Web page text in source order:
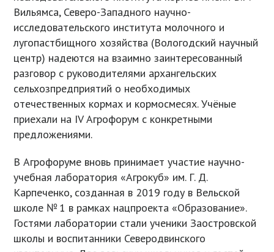
Вильямса, Северо-Западного научно-
исследовательского института молочного и
лугопастбищного хозяйства (Вологодский научный
центр) надеются на взаимно заинтересованный
разговор с руководителями архангельских
сельхозпредприятий о необходимых
отечественных кормах и кормосмесях. Учёные
приехали на IV Агрофорум с конкретными
предложениями.
В Агрофоруме вновь принимает участие научно-
учебная лаборатория «Агрокуб» им. Г. Д.
Карпеченко, созданная в 2019 году в Вельской
школе № 1 в рамках нацпроекта «Образование».
Гостями лаборатории стали ученики Заостровской
школы и воспитанники Северодвинского